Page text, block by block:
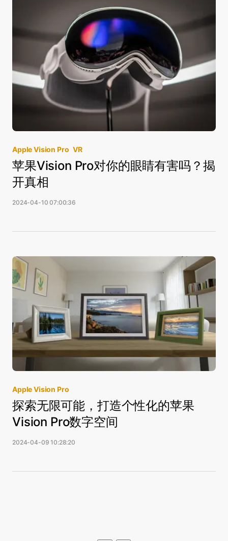
Apple Vision Pro VR
苹果Vision Pro对你的眼睛有害吗？揭
开真相
2024-04-10 07:00:36
Apple Vision Pro
探索无限可能，打造个性化的苹果
Vision Pro数字空间
2024-04-09 10:28:20